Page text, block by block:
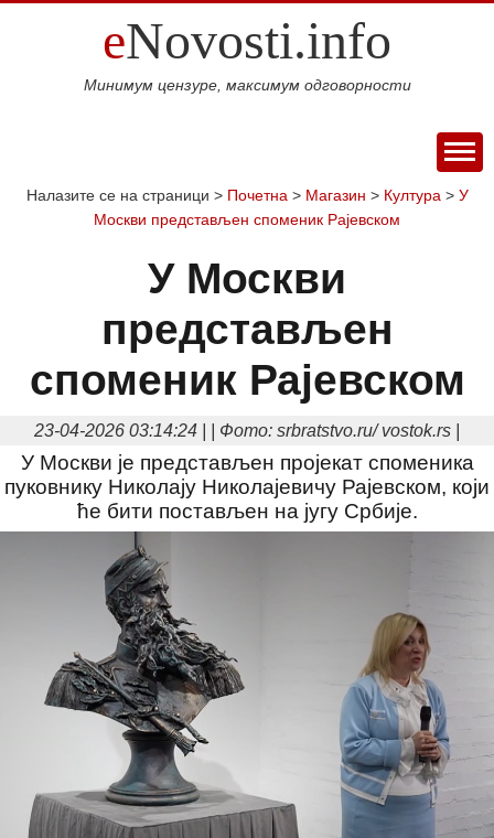
eNovosti.info
Минимум цензуре, максимум одговорности
ПОЧЕТНА
ВИЈЕСТИ
Балкан
Република
Српска
Хроника
СПОРТ
Аутомото
МАГАЗИН
Занимљивости
Култура
Наука
и
технологија
Образовање
Шоу
бизнис
ЕКОНОМИЈА
Посао
Аутомобили
Некретнине
ДРУШТВО
Интервју
КОЛУМНЕ
БЛОГ
О НАМА
Налазите се на страници > Почетна > Магазин > Култура > У
Москви представљен споменик Рајевском
У Москви
представљен
споменик Рајевском
23-04-2026 03:14:24 | | Фото: srbratstvo.ru/ vostok.rs |
У Москви је представљен пројекат споменика
пуковнику Николају Николајевичу Рајевском, који
ће бити постављен на југу Србије.